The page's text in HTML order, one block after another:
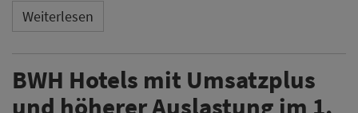
Weiterlesen
BWH Hotels mit Umsatzplus
und höherer Auslastung im 1.